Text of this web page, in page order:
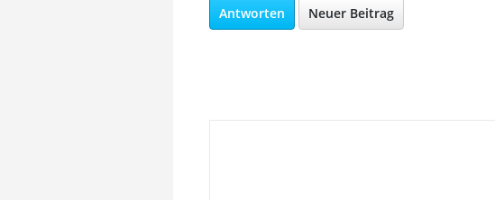
Antworten Neuer Beitrag